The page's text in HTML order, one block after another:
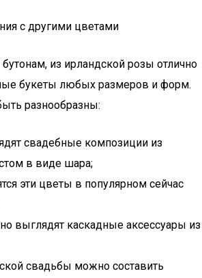
с другими цветами
из ирландской розы отлично
букеты любых размеров и форм.
разнообразны:
свадебные композиции из
в виде шара;
эти цветы в популярном сейчас
выглядят каскадные аксессуары из
свадьбы можно составить